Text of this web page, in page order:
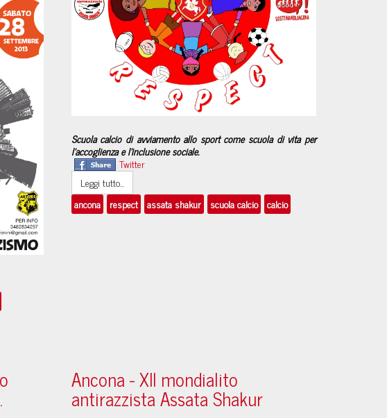
Scuola calcio di avviamento allo sport come scuola di vita per
l’accoglienza e l’inclusione sociale.
Twitter
Leggi tutto...
ancona
respect assata shakur scuola calcio calcio
Ancona - XII mondialito
antirazzista Assata Shakur